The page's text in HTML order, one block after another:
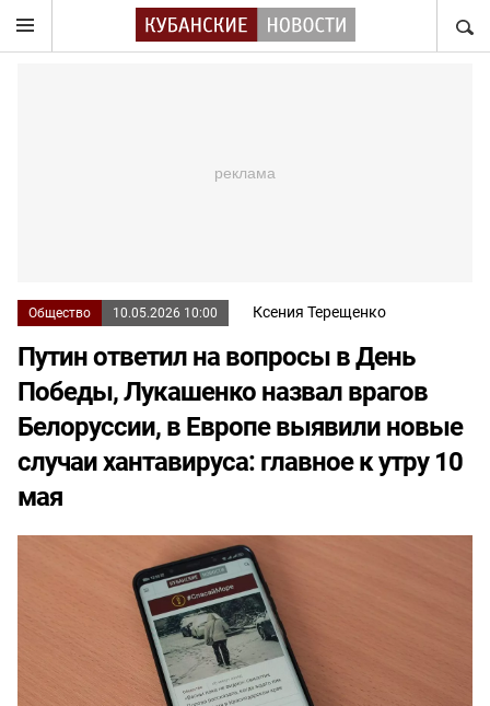
Общество 10.05.2026 10:00 Ксения Терещенко
Путин ответил на вопросы в День
Победы, Лукашенко назвал врагов
Белоруссии, в Европе выявили новые
случаи хантавируса: главное к утру 10
мая